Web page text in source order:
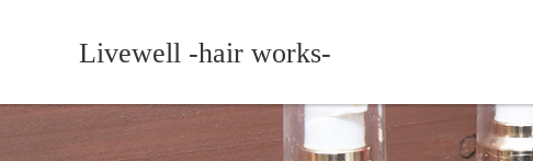
Livewell -hair works-